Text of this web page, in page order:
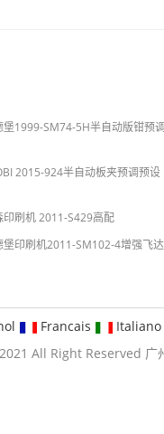
堡1999-SM74-5H半自动版钳预
2015-924半自动板夹预调预设
印刷机 2011-S429高配
堡印刷机2011-SM102-4增强飞达
Francais Italiano
All Right Reserved 广